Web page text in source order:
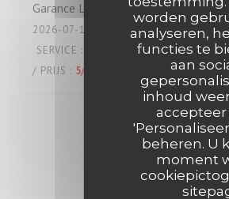
worden
analyseren,
functies te
aan
inhoud
accepteer
beheren. U
moment
Garance L
2026-07-14
- 19:30 - GASTEN 2
SERVICE : ATMOSFEER: 5/5
/ PRIJS : 5/5
1 2 3